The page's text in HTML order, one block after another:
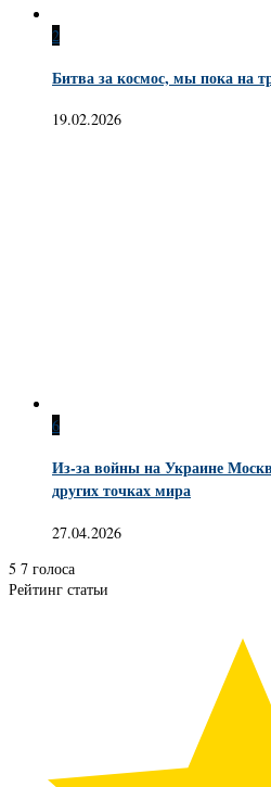
2
Битва за космос, мы пока на
19.02.2026
6
Из-за войны на Украине
других точках мира
27.04.2026
5 7 голоса
Рейтинг статьи